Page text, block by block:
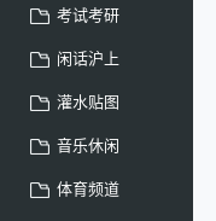
考试考研
闲话沪上
灌水贴图
音乐休闲
体育频道